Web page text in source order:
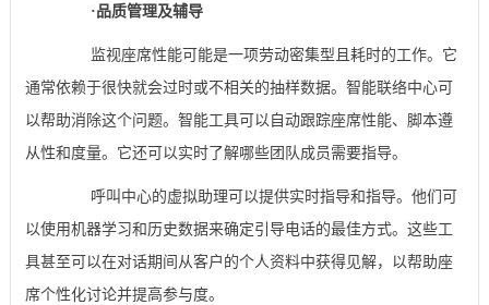
·品质管理及辅导
监视座席性能可能是一项劳动密集型且耗时的工作。它
通常依赖于很快就会过时或不相关的抽样数据。智能联络中心可
以帮助消除这个问题。智能工具可以自动跟踪座席性能、脚本遵
从性和度量。它还可以实时了解哪些团队成员需要指导。
呼叫中心的虚拟助理可以提供实时指导和指导。他们可
以使用机器学习和历史数据来确定引导电话的最佳方式。这些工
具甚至可以在对话期间从客户的个人资料中获得见解，以帮助座
席个性化讨论并提高参与度。